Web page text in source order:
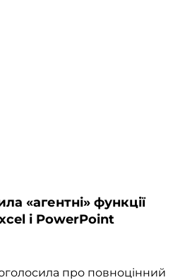
«агентні» функції
і PowerPoint
про повноцінний